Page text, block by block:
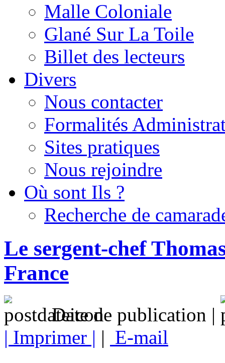
Malle Coloniale
Glané Sur La Toile
Billet des lecteurs
Divers
Nous contacter
Formalités
Sites pratiques
Nous rejoindre
Où sont Ils ?
Recherche de
Le sergent-chef
France
Date de publication |
| Imprimer | | E-mail